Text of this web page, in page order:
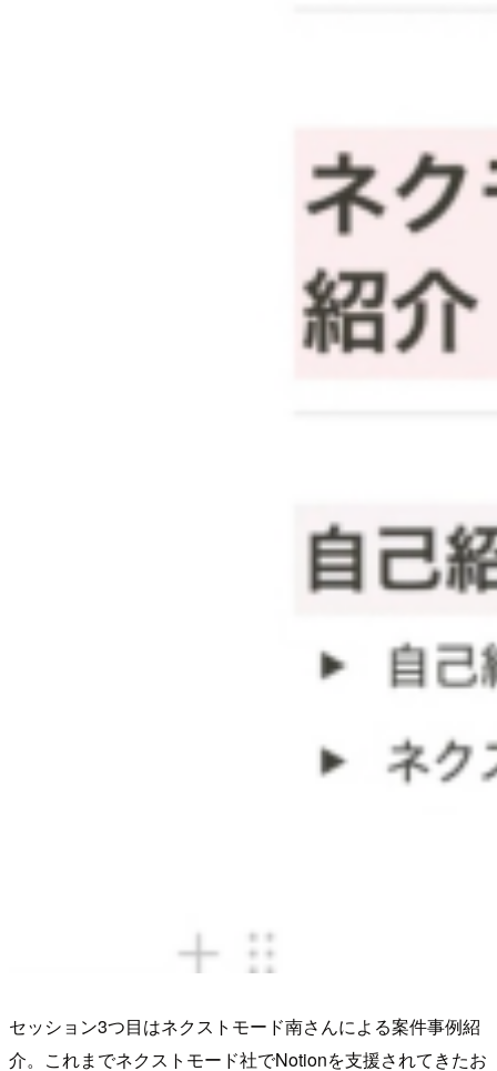
セッション3つ目はネクストモード南さんによる案件事例紹
介。これまでネクストモード社でNotionを支援されてきたお